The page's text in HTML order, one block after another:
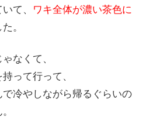
て、
ワキ全体が濃い茶色に
。
なくて、
って行って、
冷やしながら帰るぐらいの